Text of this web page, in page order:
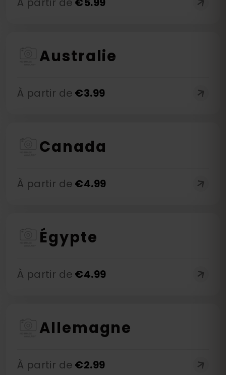
Australie
À partir de €3.99
Canada
À partir de €4.99
Égypte
À partir de €4.99
Allemagne
À partir de €2.99